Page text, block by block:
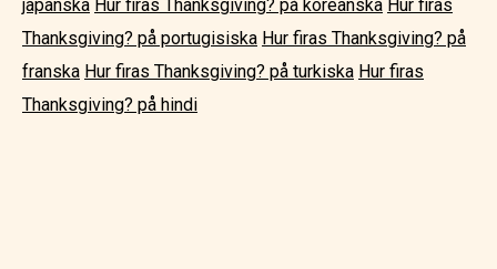
japanska Hur firas Thanksgiving? på koreanska Hur firas
Thanksgiving? på portugisiska Hur firas Thanksgiving? på
franska Hur firas Thanksgiving? på turkiska Hur firas
Thanksgiving? på hindi